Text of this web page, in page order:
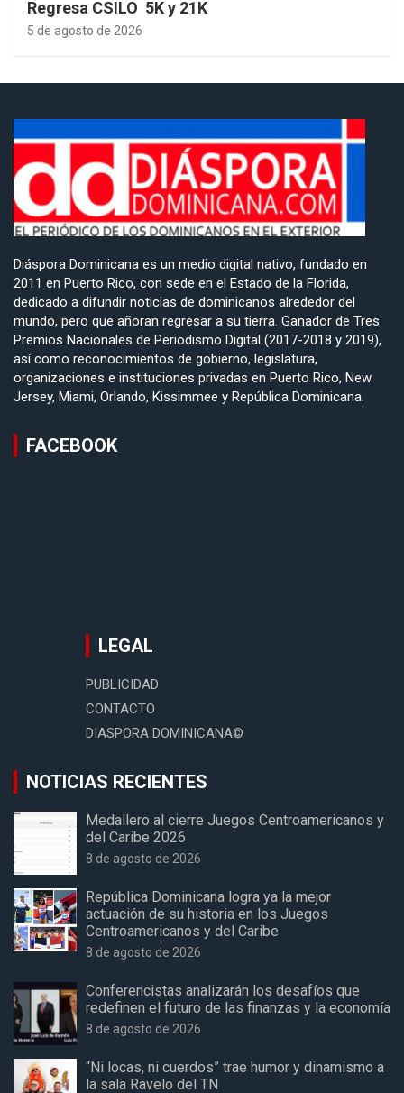
Regresa CSILO 5K y 21K
5 de agosto de 2026
Diáspora Dominicana es un medio digital nativo, fundado en
2011 en Puerto Rico, con sede en el Estado de la Florida,
dedicado a difundir noticias de dominicanos alrededor del
mundo, pero que añoran regresar a su tierra. Ganador de Tres
Premios Nacionales de Periodismo Digital (2017-2018 y 2019),
así como reconocimientos de gobierno, legislatura,
organizaciones e instituciones privadas en Puerto Rico, New
Jersey, Miami, Orlando, Kissimmee y República Dominicana.
FACEBOOK
LEGAL
PUBLICIDAD
CONTACTO
DIASPORA DOMINICANA©
NOTICIAS RECIENTES
Medallero al cierre Juegos Centroamericanos y
del Caribe 2026
8 de agosto de 2026
República Dominicana logra ya la mejor
actuación de su historia en los Juegos
Centroamericanos y del Caribe
8 de agosto de 2026
Conferencistas analizarán los desafíos que
redefinen el futuro de las finanzas y la economía
8 de agosto de 2026
“Ni locas, ni cuerdos” trae humor y dinamismo a
la sala Ravelo del TN